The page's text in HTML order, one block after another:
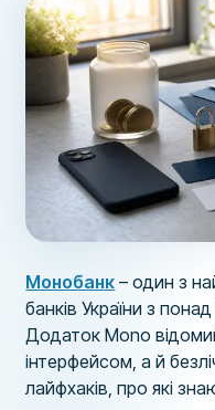
Монобанк – один з
банків України з
Додаток Mono
інтерфейсом, а й
лайфхаків, про які